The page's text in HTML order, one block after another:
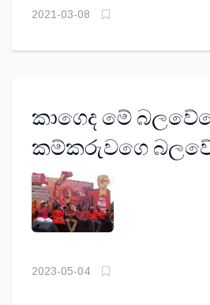
2021-03-08
කාගෙද මේ
කම්කරුවගෙ
2023-05-04